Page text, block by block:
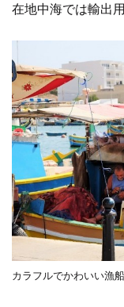
在地中海では輸出
カラフルでかわいい漁